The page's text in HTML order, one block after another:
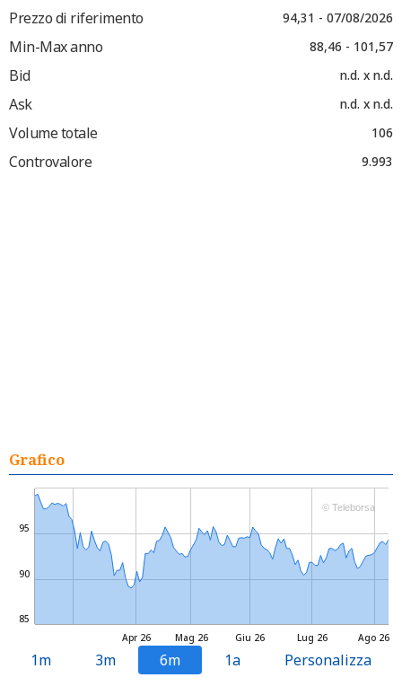
Prezzo di riferimento 94,31 - 07/08/2026
Min-Max anno 88,46 - 101,57
Bid n.d. x n.d.
Ask n.d. x n.d.
Volume totale 106
Controvalore 9.993
Grafico
Mag 26 Lug 26
Apr 26 Giu 26 Ago 26
85
90
95
© Teleborsa
1m 3m 6m 1a Personalizza